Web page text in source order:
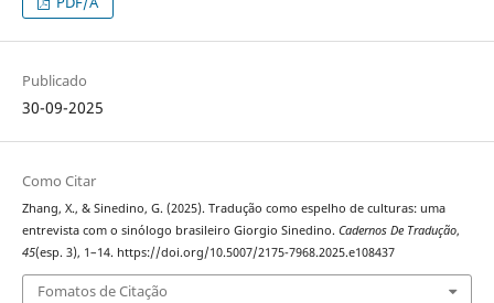
Publicado
30-09-2025
Como Citar
Zhang, X., & Sinedino, G. (2025). Tradução como espelho de culturas: uma
entrevista com o sinólogo brasileiro Giorgio Sinedino. Cadernos De Tradução,
45(esp. 3), 1–14. https://doi.org/10.5007/2175-7968.2025.e108437
Fomatos de Citação